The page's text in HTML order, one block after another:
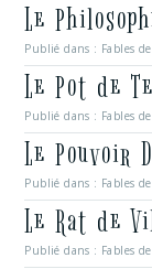
Le
Publié dans : Fables
Le Pot de
Publié dans : Fables
Le Pouvoir
Publié dans : Fables
Le Rat de
Publié dans : Fables